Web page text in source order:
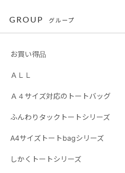
GROUP グループ
お買い得品
ＡＬＬ
Ａ４サイズ対応のトートバッグ
ふんわりタックトートシリーズ
A4サイズトートbagシリーズ
しかくトートシリーズ